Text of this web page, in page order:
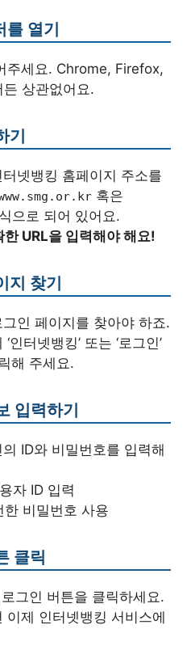
를 열기
주세요. Chrome, Firefox,
상관없어요.
기
넷뱅킹 홈페이지 주소를
혹은
으로 되어 있어요.
URL을 입력해야 해요!
지 찾기
인 페이지를 찾아야 하죠.
터넷뱅킹’ 또는 ‘로그인’
해 주세요.
입력하기
ID와 비밀번호를 입력해
자 ID 입력
한 비밀번호 사용
클릭
그인 버튼을 클릭하세요.
이제 인터넷뱅킹 서비스에